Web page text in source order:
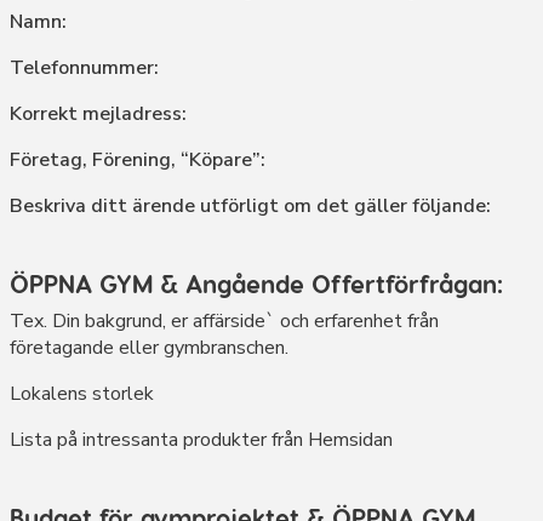
Namn:
Telefonnummer:
Korrekt mejladress:
Företag, Förening, “Köpare”:
Beskriva ditt ärende utförligt om det gäller följande:
ÖPPNA GYM & Angående Offertförfrågan:
Tex. Din bakgrund, er affärside` och erfarenhet från
företagande eller gymbranschen.
Lokalens storlek
Lista på intressanta produkter från Hemsidan